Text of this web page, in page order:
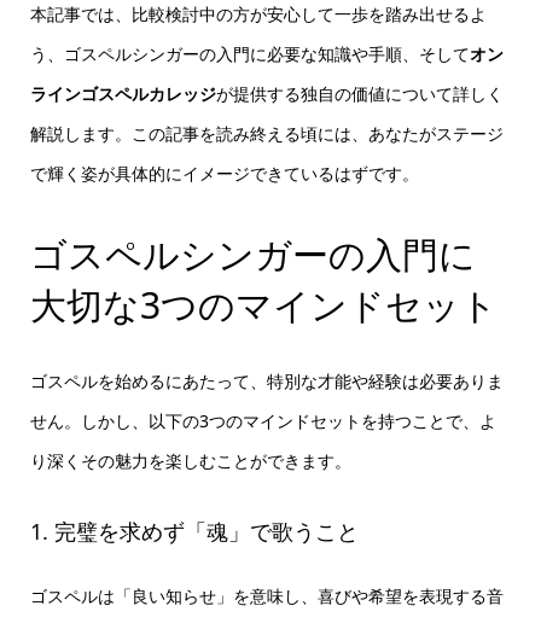
本記事では、比較検討中の方が安心して一歩を踏み出せるよ
う、ゴスペルシンガーの入門に必要な知識や手順、そしてオン
ラインゴスペルカレッジが提供する独自の価値について詳しく
解説します。この記事を読み終える頃には、あなたがステージ
で輝く姿が具体的にイメージできているはずです。
ゴスペルシンガーの入門に
大切な3つのマインドセット
ゴスペルを始めるにあたって、特別な才能や経験は必要ありま
せん。しかし、以下の3つのマインドセットを持つことで、よ
り深くその魅力を楽しむことができます。
1. 完璧を求めず「魂」で歌うこと
ゴスペルは「良い知らせ」を意味し、喜びや希望を表現する音